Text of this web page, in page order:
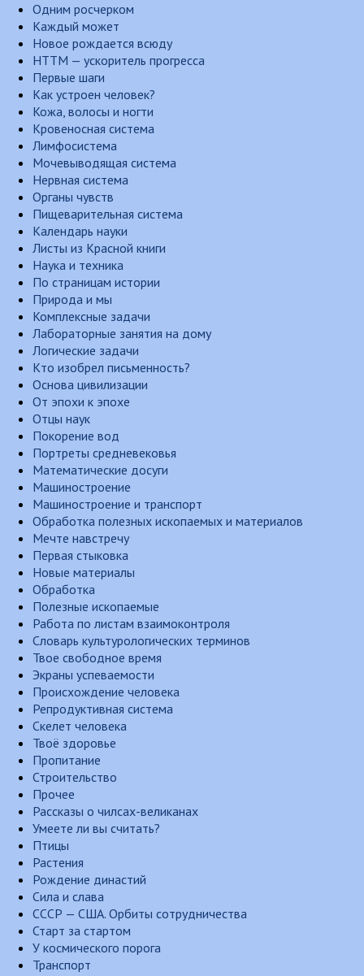
Одним росчерком
Каждый может
Новое рождается всюду
НТТМ — ускоритель прогресса
Первые шаги
Как устроен человек?
Кожа, волосы и ногти
Кровеносная система
Лимфосистема
Мочевыводящая система
Нервная система
Органы чувств
Пищеварительная система
Календарь науки
Листы из Красной книги
Наука и техника
По страницам истории
Природа и мы
Комплексные задачи
Лабораторные занятия на дому
Логические задачи
Кто изобрел письменность?
Основа цивилизации
От эпохи к эпохе
Отцы наук
Покорение вод
Портреты средневековья
Математические досуги
Машиностроение
Машиностроение и транспорт
Обработка полезных ископаемых и материалов
Мечте навстречу
Первая стыковка
Новые материалы
Обработка
Полезные ископаемые
Работа по листам взаимоконтроля
Словарь культурологических терминов
Твое свободное время
Экраны успеваемости
Происхождение человека
Репродуктивная система
Скелет человека
Твоё здоровье
Пропитание
Строительство
Прочее
Рассказы о чилсах-великанах
Умеете ли вы считать?
Птицы
Растения
Рождение династий
Сила и слава
СССР — США. Орбиты сотрудничества
Старт за стартом
У космического порога
Транспорт